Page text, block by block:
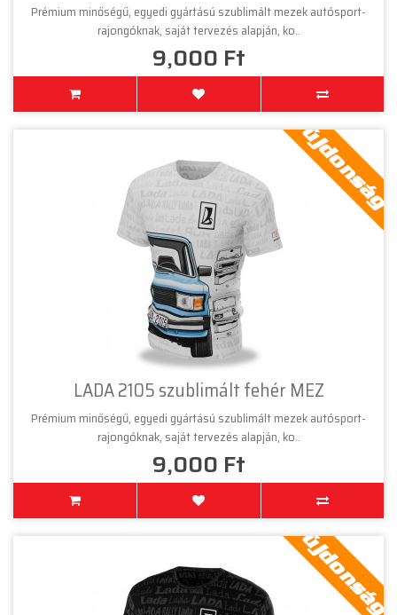
Prémium minőségű, egyedi gyártású szublimált mezek autósport-
rajongóknak, saját tervezés alapján, ko..
9,000 Ft
LADA 2105 szublimált fehér MEZ
Prémium minőségű, egyedi gyártású szublimált mezek autósport-
rajongóknak, saját tervezés alapján, ko..
9,000 Ft